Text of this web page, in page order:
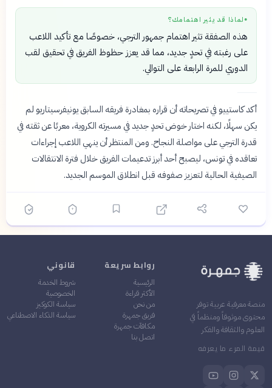
● لماذا قد يثير اهتمامك؟
هذه الصفقة تثير اهتمام جمهور الترجي، خصوصًا مع تأكيد اللاعب
على رغبته في تحدٍ جديد، مما قد يعزز حظوظ الفريق في تحقيق لقب
الدوري للمرة الرابعة على التوالي.
أكد كاستييو في تصريحاته أن قراره بمغادرة فريقه السابق يونيفرسيتاريو لم
يكن سهلًا، لكنه اختار خوض تحدٍ جديد في مسيرته الكروية، معربًا عن ثقته في
قدرة الترجي على مواصلة النجاح. ومن المنتظر أن ينهي اللاعب إجراءات
تعاقده في تونس، ليصبح أحد أبرز تدعيمات الفريق خلال فترة الانتقالات
الصيفية الحالية لتعزيز صفوفه قبل انطلاق الموسم الجديد.
منصة معرفية عربية توفر
محتوى موثوقاً ومنظماً في
العلوم والثقافة والفكر
قيمة المرء ما يعرفه
روابط سريعة
الرئيسية
الأكثر قراءة
من نحن
فريق جمهرة
مكافآت جمهرة
اتصل بنا
قانوني
شروط الخدمة
الخصوصية
سياسة الكوكيز
سياسة الذكاء الاصطناعي